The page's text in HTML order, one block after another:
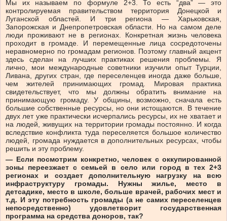
Мы их называем по формуле 2+3. То есть “два” — это
контролируемая правительством территория Донецкой и
Луганской областей. И три региона — Харьковская,
Запорожская и Днепропетровская области. Но на самом деле
люди проживают не в регионах. Конкретная жизнь человека
проходит в громаде. И перемещенные лица сосредоточены
неравномерно по громадам регионов. Поэтому главный акцент
здесь сделан на лучших практиках решения проблемы. Я
лично, мои международные советники изучили опыт Турции,
Ливана, других стран, где переселенцев иногда даже больше,
чем жителей принимающих громад. Мировая практика
свидетельствует, что мы должны обратить внимание на
принимающую громаду. У общины, возможно, сначала есть
большие собственные ресурсы, но они истощаются. В течение
двух лет уже практически исчерпались ресурсы, их не хватает и
на людей, живущих на территории громады постоянно. И когда
вследствие конфликта туда переселяется большое количество
людей, громада нуждается в дополнительных ресурсах, чтобы
решить и эту проблему.
— Если посмотрим конкретно, человек с оккупированной
зоны переезжает с семьей в село или город в тех 2+3
регионах и создает дополнительную нагрузку на всю
инфраструктуру громады. Нужны жилье, место в
детсадике, место в школе, больше врачей, рабочих мест и
т.д. И эту потребность громады (а не самих переселенцев
непосредственно) удовлетворит государственная
программа на средства доноров, так?